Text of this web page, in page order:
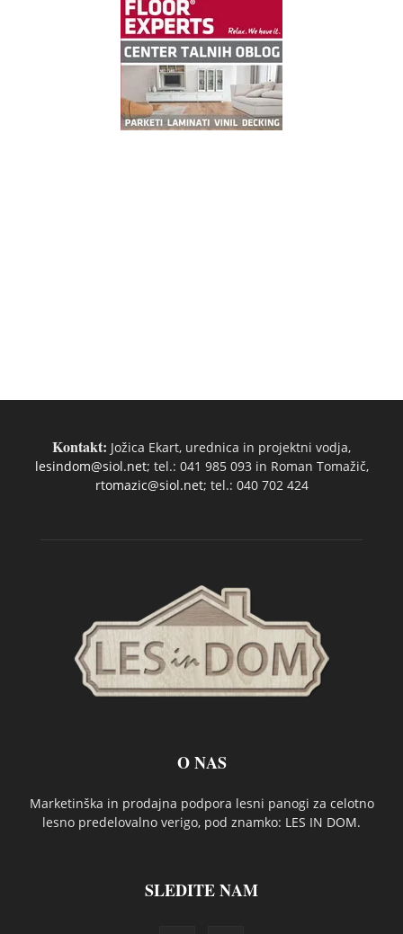
Kontakt: Jožica Ekart, urednica in projektni vodja,
lesindom@siol.net; tel.: 041 985 093 in Roman Tomažič,
rtomazic@siol.net; tel.: 040 702 424
O NAS
Marketinška in prodajna podpora lesni panogi za celotno
lesno predelovalno verigo, pod znamko: LES IN DOM.
SLEDITE NAM